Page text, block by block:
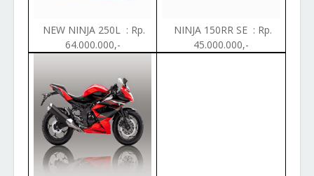
NEW NINJA 250L : Rp.
64.000.000,-
NINJA 150RR SE : Rp.
45.000.000,-